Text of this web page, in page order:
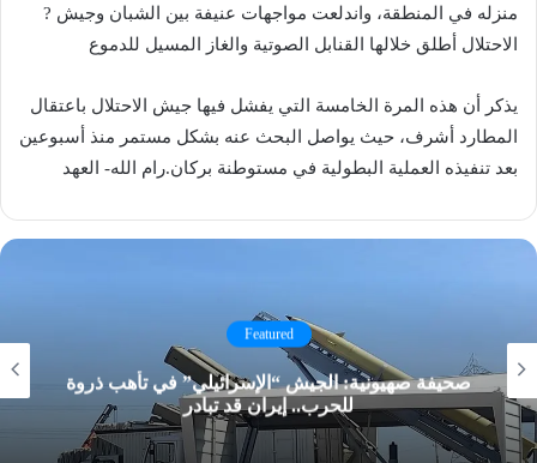
منزله في المنطقة، واندلعت مواجهات عنيفة بين الشبان وجيش ?
الاحتلال أطلق خلالها القنابل الصوتية والغاز المسيل للدموع
يذكر أن هذه المرة الخامسة التي يفشل فيها جيش الاحتلال باعتقال
المطارد أشرف، حيث يواصل البحث عنه بشكل مستمر منذ أسبوعين
بعد تنفيذه العملية البطولية في مستوطنة بركان.رام الله- العهد
Featured
صحيفة صهيونية: الجيش “الإسرائيلي” في تأهب ذروة
للحرب.. إيران قد تبادر